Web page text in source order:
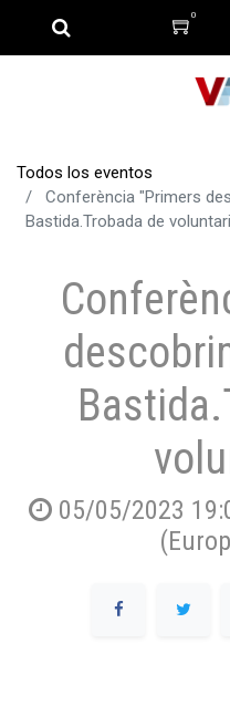
0
Todos los eventos
Conferència "Primers
Bastida.Trobada de
05/05/2023
(